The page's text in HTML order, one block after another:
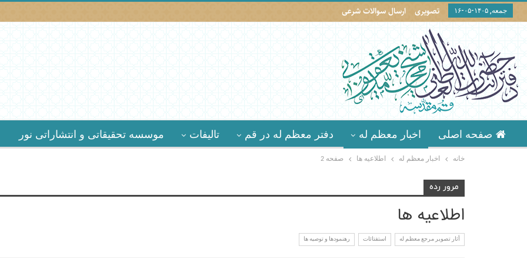
جمعه, ۱۴۰۵-۰۵-۱۶ تصویری ارسال سوالات شرعی
صفحه اصلی اخبار معظم له دفتر معظم له در قم تالیفات موسسه تحقیقاتى و انتشاراتى نور
خانه اخبار معظم له اطلاعيه ها صفحه 2
مرور رده
اطلاعيه ها
أثار تصوير مرجع معظم له استفتائات رهنمودها و توصیه ها